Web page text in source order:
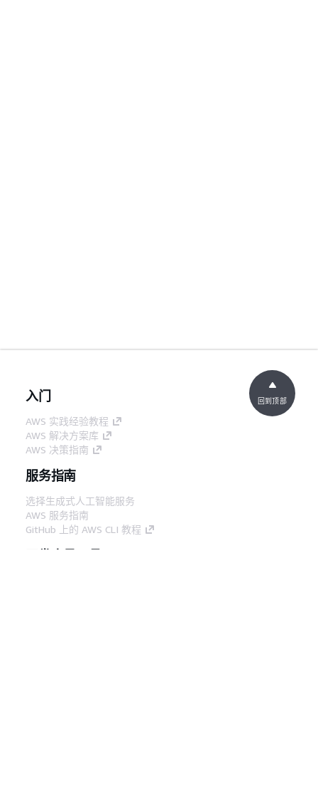
入门
AWS 实践经验教程
AWS 解决方案库
AWS 决策指南
服务指南
选择生成式人工智能服务
AWS 服务指南
GitHub 上的 AWS CLI 教程
开发人员工具
回到顶部